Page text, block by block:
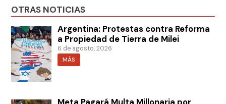
OTRAS NOTICIAS
Argentina: Protestas contra Reforma
a Propiedad de Tierra de Milei
6 de agosto, 2026
MÁS